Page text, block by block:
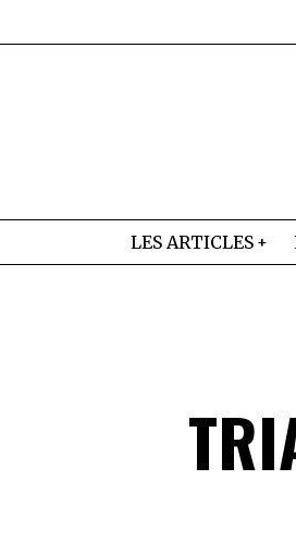
LES ARTICLES